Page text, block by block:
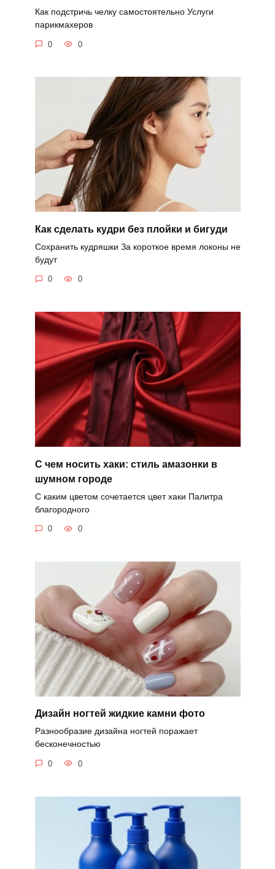
Как подстричь челку самостоятельно Услуги
парикмахеров
0 0
Как сделать кудри без плойки и бигуди
Сохранить кудряшки За короткое время локоны не
будут
0 0
С чем носить хаки: стиль амазонки в
шумном городе
С каким цветом сочетается цвет хаки Палитра
благородного
0 0
Дизайн ногтей жидкие камни фото
Разнообразие дизайна ногтей поражает
бесконечностью
0 0